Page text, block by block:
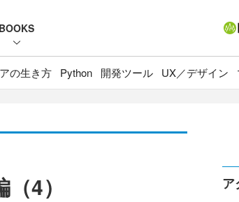
BOOKS
の生き方 Python 開発ツール UX／デザイン
4）
ア